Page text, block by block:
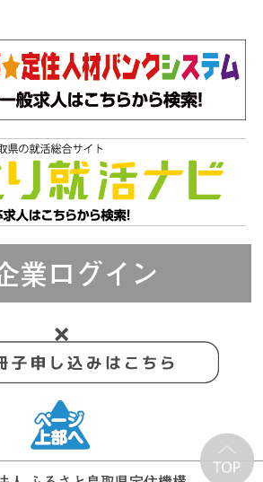
業ログイン